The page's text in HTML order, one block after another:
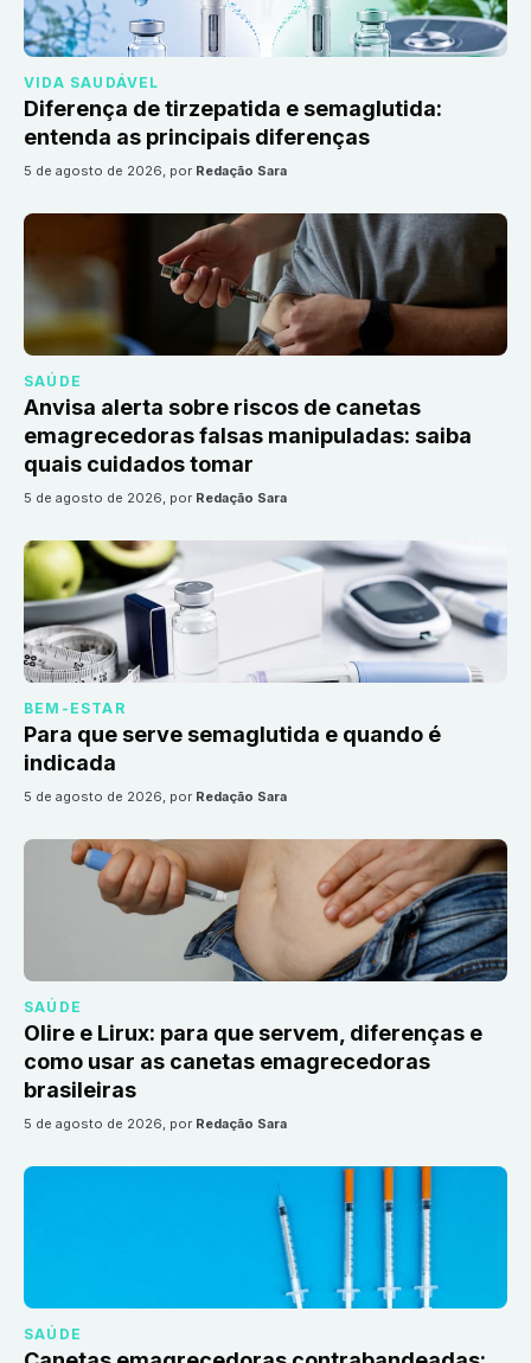
VIDA SAUDÁVEL
Diferença de tirzepatida e semaglutida:
entenda as principais diferenças
5 de agosto de 2026, por Redação Sara
SAÚDE
Anvisa alerta sobre riscos de canetas
emagrecedoras falsas manipuladas: saiba
quais cuidados tomar
5 de agosto de 2026, por Redação Sara
BEM-ESTAR
Para que serve semaglutida e quando é
indicada
5 de agosto de 2026, por Redação Sara
SAÚDE
Olire e Lirux: para que servem, diferenças e
como usar as canetas emagrecedoras
brasileiras
5 de agosto de 2026, por Redação Sara
SAÚDE